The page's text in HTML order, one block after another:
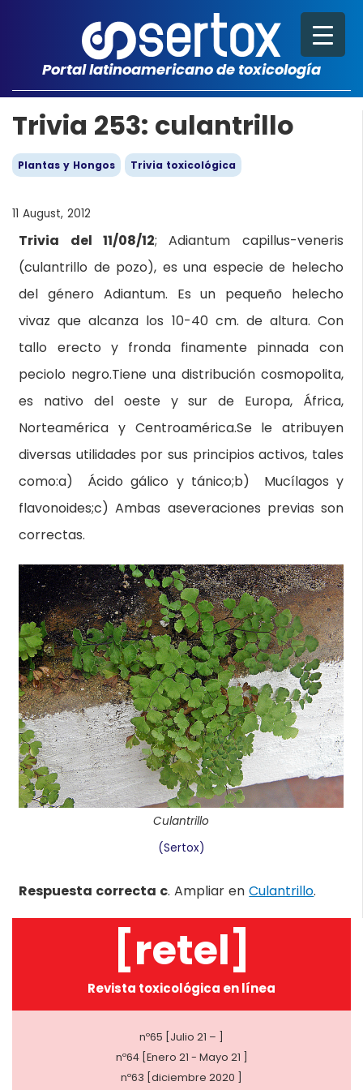
Portal latinoamericano de toxicología
Trivia 253: culantrillo
Plantas y Hongos Trivia toxicológica
11 August, 2012
Trivia del 11/08/12; Adiantum capillus-veneris
(culantrillo de pozo), es una especie de helecho
del género Adiantum. Es un pequeño helecho
vivaz que alcanza los 10-40 cm. de altura. Con
tallo erecto y fronda finamente pinnada con
peciolo negro.Tiene una distribución cosmopolita,
es nativo del oeste y sur de Europa, África,
Norteamérica y Centroamérica.Se le atribuyen
diversas utilidades por sus principios activos, tales
como:a) Ácido gálico y tánico;b) Mucílagos y
flavonoides;c) Ambas aseveraciones previas son
correctas.
Culantrillo
(Sertox)
Respuesta correcta c. Ampliar enCulantrillo.
[retel]
Revista toxicológica en línea
nº65 [Julio 21 – ]
nº64 [Enero 21 - Mayo 21 ]
nº63 [diciembre 2020 ]